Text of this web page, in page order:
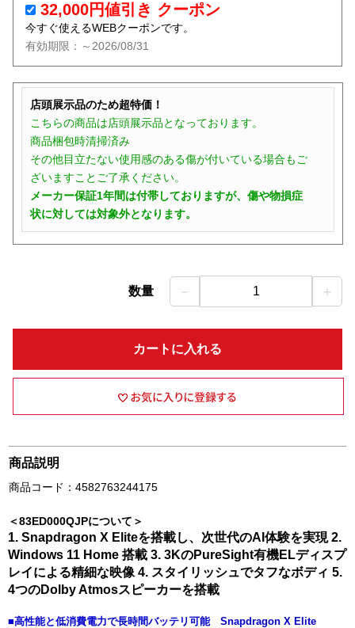
32,000円値引き クーポン
今すぐ使えるWEBクーポンです。
有効期限：～2026/08/31
店頭展示品のため超特価！
こちらの商品は店頭展示品となっております。
商品梱包時清掃済み
その他目立たない使用感のある傷が付いている場合もご
ざいますことご了承ください。
メーカー保証1年間は付帯しておりますが、傷や物損症
状に対しては対象外となります。
数量 － 1 ＋
カートに入れる
商品説明
商品コード：4582763244175
＜83ED000QJPについて＞
1. Snapdragon X Eliteを搭載し、次世代のAI体験を実現 2.
Windows 11 Home 搭載 3. 3KのPureSight有機ELディスプ
レイによる精細な映像 4. スタイリッシュでタフなボディ 5.
4つのDolby Atmosスピーカーを搭載
■高性能と低消費電力で長時間バッテリ可能 Snapdragon X Elite